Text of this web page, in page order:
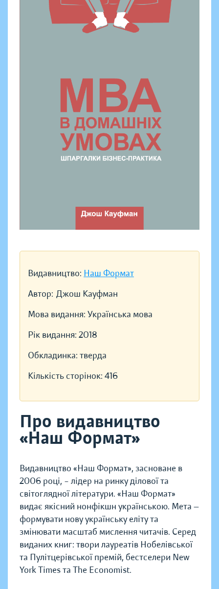
Видавництво: Наш Формат
Автор: Джош Кауфман
Мова видання: Українська мова
Рік видання: 2018
Обкладинка: тверда
Кількість сторінок: 416
Про видавництво
«Наш Формат»
Видавництво «Наш Формат», засноване в
2006 році, – лідер на ринку ділової та
світоглядної літератури. «Наш Формат»
видає якісний нонфікшн українською. Мета —
формувати нову українську еліту та
змінювати масштаб мислення читачів. Серед
виданих книг: твори лауреатів Нобелівської
та Пулітцерівської премій, бестселери New
York Times та The Economist.